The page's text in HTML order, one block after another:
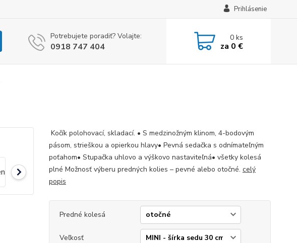
Prihlásenie
Potrebujete poradiť? Volajte:
0918 747 404
0ks
za 0 €
Kočík polohovací, skladací. • S medzinožným klinom, 4-bodovým
pásom, strieškou a opierkou hlavy• Pevná sedačka s odnímateľným
poťahom• Stupačka uhlovo a výškovo nastaviteľná• všetky kolesá
plné Možnosť výberu predných kolies – pevné alebo otočné. celý
popis
Predné kolesá
Veľkosť